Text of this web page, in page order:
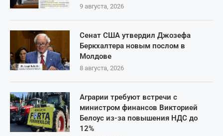
9 августа, 2026
Сенат США утвердил Джозефа
Беркхалтера новым послом в
Молдове
8 августа, 2026
Аграрии требуют встречи с
министром финансов Викторией
Белоус из-за повышения НДС до
12%